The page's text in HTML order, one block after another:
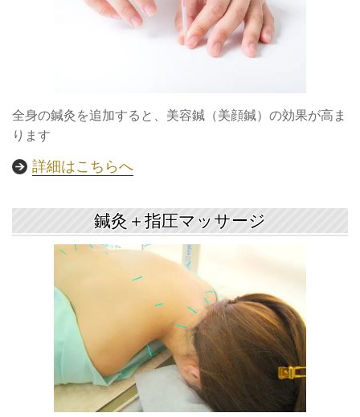
全身の鍼灸を追加すると、美容鍼（美顔鍼）の効果が高ま
ります
詳細はこちらへ
鍼灸＋指圧マッサージ